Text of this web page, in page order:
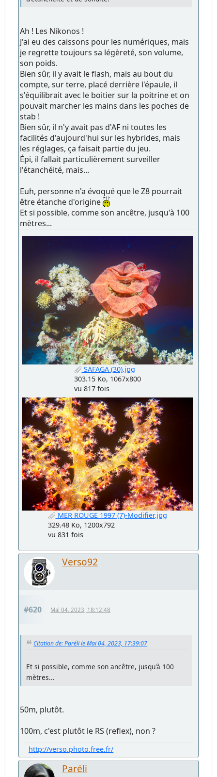
Ah ! Les Nikonos !
J'ai eu des caissons pour les numériques, mais
je regrette toujours sa légèreté, son volume,
son poids.
Bien sûr, il y avait le flash, mais au bout du
compte, sur terre, placé derrière l'épaule, il
s'équilibrait avec le boitier sur la poitrine et on
pouvait marcher les mains dans les poches de
stab !
Bien sûr, il n'y avait pas d'AF ni toutes les
facilités d'aujourd'hui sur les hybrides, mais
les réglages, ça faisait partie du jeu.
Épi, il fallait particulièrement surveiller
l'étanchéité, mais...
Euh, personne n'a évoqué que le Z8 pourrait
être étanche d'origine
Et si possible, comme son ancêtre, jusqu'à 100
mètres...
SAFAGA (30).jpg
303.15 Ko, 1067x800
vu 817 fois
MER ROUGE 1997 (7)-Modifier.jpg
329.48 Ko, 1200x792
vu 831 fois
Verso92
#620 Mai 04, 2023, 18:12:48
Citation de: Paréli le Mai 04, 2023, 17:39:07
Et si possible, comme son ancêtre, jusqu'à 100
mètres...
50m, plutôt.
100m, c'est plutôt le RS (reflex), non ?
http://verso.photo.free.fr/
Paréli